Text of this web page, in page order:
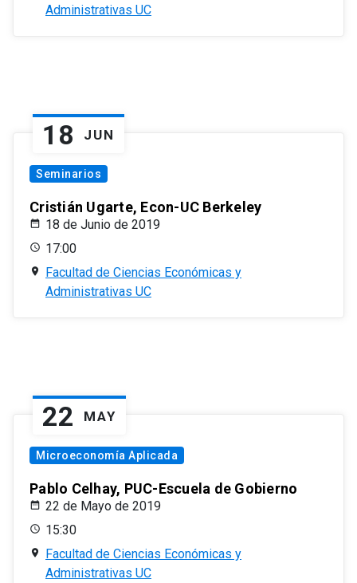
Administrativas UC
18 JUN
Seminarios
Cristián Ugarte, Econ-UC Berkeley
18 de Junio de 2019
17:00
Facultad de Ciencias Económicas y
Administrativas UC
22 MAY
Microeconomía Aplicada
Pablo Celhay, PUC-Escuela de Gobierno
22 de Mayo de 2019
15:30
Facultad de Ciencias Económicas y
Administrativas UC